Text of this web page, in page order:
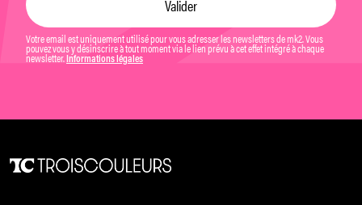
Votre email est uniquement utilisé pour vous adresser les newsletters de mk2. Vous
pouvez vous y désinscrire à tout moment via le lien prévu à cet effet intégré à chaque
newsletter. Informations légales